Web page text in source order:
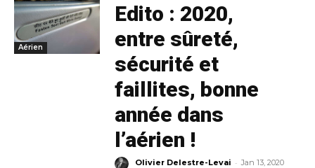
Aérien
Edito : 2020,
entre sûreté,
sécurité et
faillites, bonne
année dans
l’aérien !
Olivier Delestre-Levai - Jan 13, 2020